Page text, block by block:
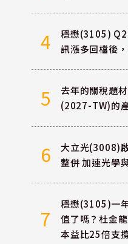
4
穩懋(3105) Q2
訊漲多回檔後
5
去年的關稅題
(2027-TW)的
6
大立光(3008)
整併 加速光學
7
穩懋(3105)一
值了嗎？杜金
本益比25倍支